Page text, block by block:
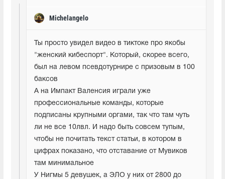
Michelangelo
Ты просто увидел видео в тиктоке про якобы
"женский кибеспорт". Который, скорее всего,
был на левом псевдотурнире с призовым в 100
баксов
А на Импакт Валенсия играли уже
профессиональные команды, которые
подписаны крупными оргами, так что там чуть
ли не все 10лвл. И надо быть совсем тупым,
чтобы не почитать текст статьи, в котором в
цифрах показано, что отставание от Мувиков
там минимальное
У Нигмы 5 девушек, а ЭЛО у них от 2800 до